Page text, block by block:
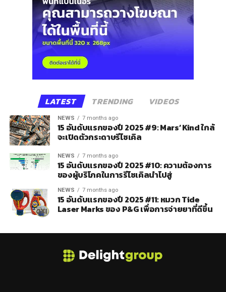
LATEST TRENDING VIDEOS
NEWS 7 months ago
15 อันดับแรกของปี 2025 #9: Mars’ Kind ใกล้
จะเปิดตัวกระดาษรีไซเคิล
NEWS 7 months ago
15 อันดับแรกของปี 2025 #10: ความต้องการ
ของผู้บริโภคในการรีไซเคิลนำไปสู่
NEWS 7 months ago
15 อันดับแรกของปี 2025 #11: หมวก Tide
Laser Marks ของ P&G เพื่อการจ่ายยาที่ดีขึ้น